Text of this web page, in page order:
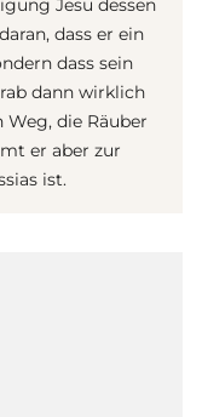
Jesu dessen
dass er ein
dass sein
dann wirklich
Weg, die Räuber
er aber zur
ist.